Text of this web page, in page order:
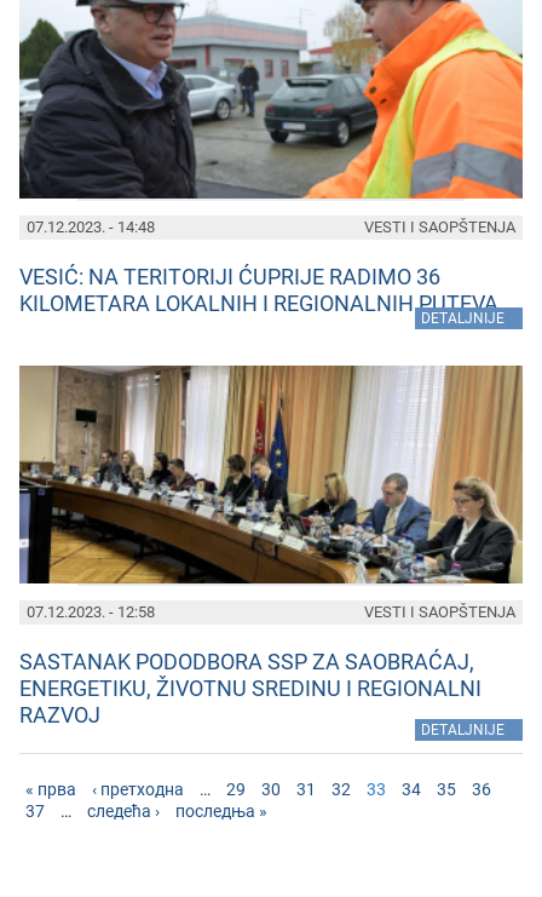
07.12.2023. - 14:48
VESIĆ: NA TERITORIJI ĆUPRIJE RADIMO 36
KILOMETARA LOKALNIH I REGIONALNIH PUTEVA
DETALJNIJE
VESTI I SAOPŠTENJA
07.12.2023. - 12:58
SASTANAK PODODBORA SSP ZA SAOBRAĆAJ,
ENERGETIKU, ŽIVOTNU SREDINU I REGIONALNI
RAZVOJ
DETALJNIJE
VESTI I SAOPŠTENJA
« прва ‹ претходна … 29 30 31 32 33 34 35
36
37
… следећа › последња »